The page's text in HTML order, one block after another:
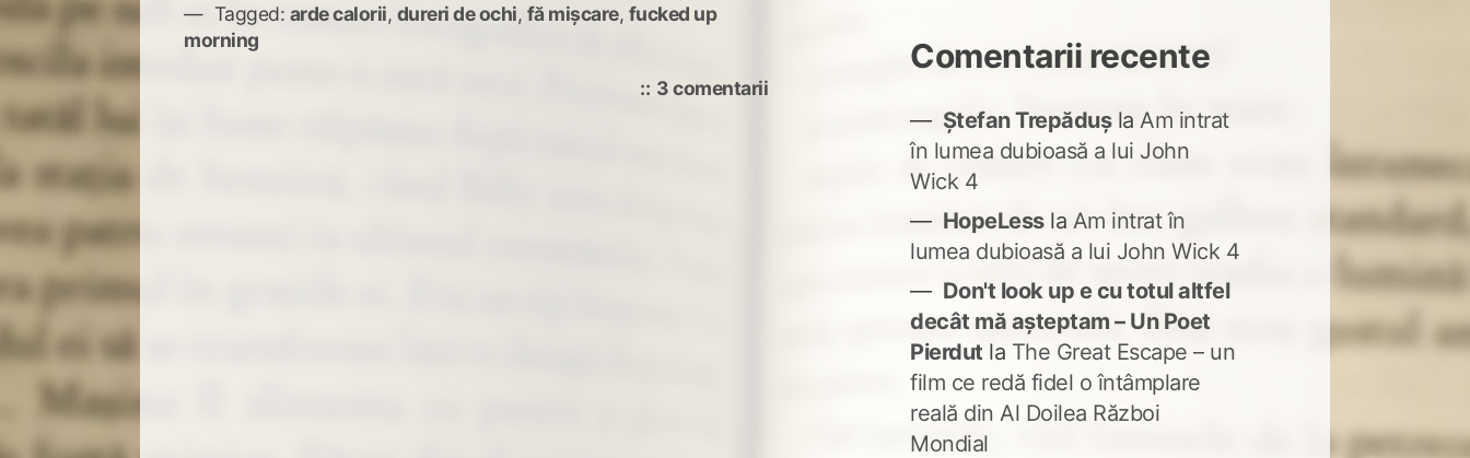
Tagged: arde calorii, dureri de ochi, fă mişcare, fucked up
morning
3 comentariila
Comentarii recente
Ștefan Trepădușla Am intrat
în lumea dubioasă a lui John
Wick 4
HopeLessla Am intrat în
lumea dubioasă a lui John Wick 4
Don't look up e cu totul altfel
decât mă așteptam – Un Poet
Pierdut la The Great Escape – un
film ce redă fidel o întâmplare
reală din Al Doilea Război
Mondial